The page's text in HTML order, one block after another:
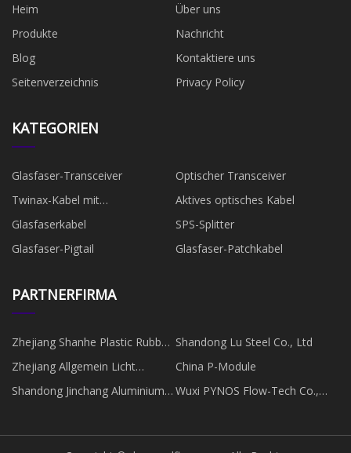
Heim
Über uns
Produkte
Nachricht
Blog
Kontaktiere uns
Seitenverzeichnis
Privacy Policy
KATEGORIEN
Glasfaser-Transceiver
Optischer Transceiver
Twinax-Kabel mit
Direktanschluss
Aktives optisches Kabel
Glasfaserkabel
SPS-Splitter
Glasfaser-Pigtail
Glasfaser-Patchkabel
PARTNERFIRMA
Zhejiang Shanhe Plastic Rubber
Material Co., Ltd
Shandong Lu Steel Co., Ltd
Zhejiang Allgemein Licht
Vorhang Co., GmbH
China P-Module
Shandong Jinchang Aluminium
Wuxi PYNOS Flow-Tech Co.,